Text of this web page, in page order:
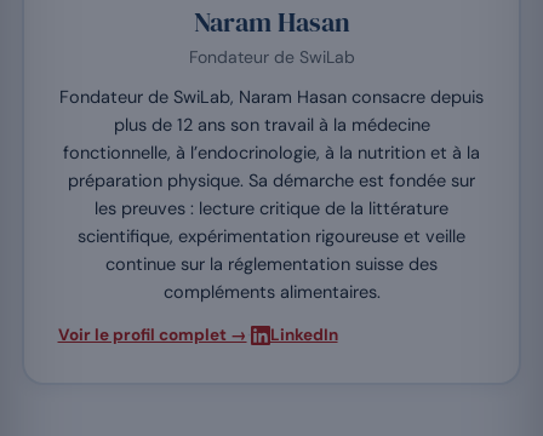
Naram Hasan
Fondateur de SwiLab
Fondateur de SwiLab, Naram Hasan consacre depuis
plus de 12 ans son travail à la médecine
fonctionnelle, à l’endocrinologie, à la nutrition et à la
préparation physique. Sa démarche est fondée sur
les preuves : lecture critique de la littérature
scientifique, expérimentation rigoureuse et veille
continue sur la réglementation suisse des
compléments alimentaires.
Voir le profil complet → LinkedIn